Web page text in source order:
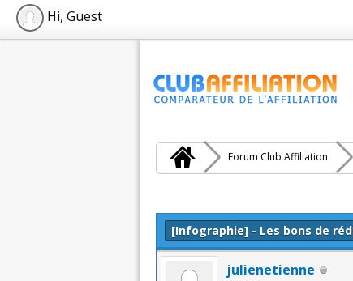
Hi, Guest
Forum Club Affiliation
[Infographie] - Les bons de
julienetienne